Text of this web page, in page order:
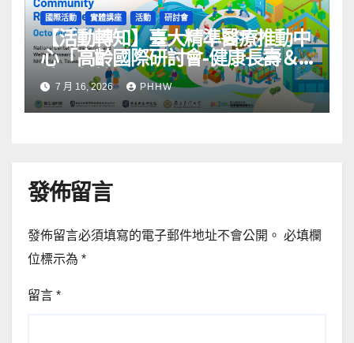
國際活動 實體講座 活動 研討會
【活動轉知】臺大精準醫療推動中
心「高齡國際研討會-健康長壽＆
社區韌性」
7 月 16, 2026 PHHW
發佈留言
發佈留言必須填寫的電子郵件地址不會公開。 必填欄
位標示為 *
留言 *